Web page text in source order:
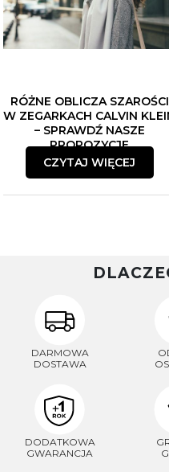
RÓŻNE OBLICZA SZAROŚCI
W ZEGARKACH CALVIN
– SPRAWDŹ NASZE
PROPOZYCJE
CZYTAJ WIĘCEJ
DARMOWA
DOSTAWA
DODATKOWA
GWARANCJA